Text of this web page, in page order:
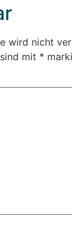
wird nicht
mit *